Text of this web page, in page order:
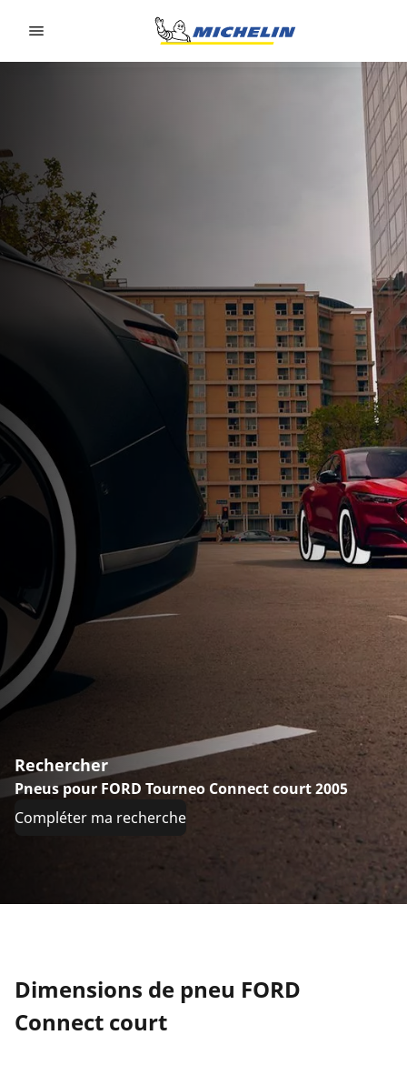
Rechercher
Pneus pour FORD Tourneo Connect court 2005
Compléter ma recherche
Dimensions de pneu FORD
Connect court